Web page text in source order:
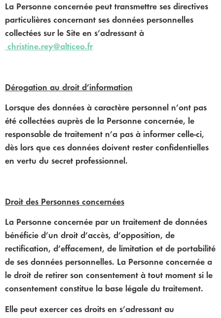
La Personne concernée peut transmettre ses directives
particulières concernant ses données personnelles
collectées sur le Site en s’adressant à
christine.rey@alticeo.fr
Dérogation au droit d’information
Lorsque des données à caractère personnel n’ont pas
été collectées auprès de la Personne concernée, le
responsable de traitement n’a pas à informer celle-ci,
dès lors que ces données doivent rester confidentielles
en vertu du secret professionnel.
Droit des Personnes concernées
La Personne concernée par un traitement de données
bénéficie d’un droit d’accès, d’opposition, de
rectification, d’effacement, de limitation et de portabilité
de ses données personnelles. La Personne concernée a
le droit de retirer son consentement à tout moment si le
consentement constitue la base légale du traitement.
Elle peut exercer ces droits en s’adressant au